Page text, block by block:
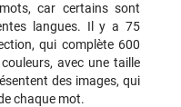
car certains sont
langues. Il y a 75
qui complète 600
avec une taille
des images, qui
chaque mot.